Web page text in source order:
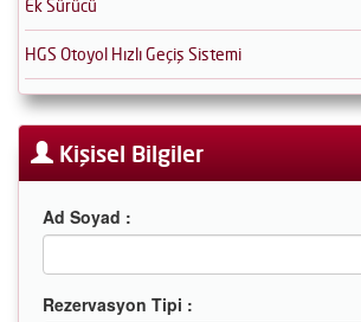
Ek Sürücü
HGS Otoyol Hızlı Geçiş Sistemi
Kişisel Bilgiler
Ad Soyad :
Rezervasyon Tipi :